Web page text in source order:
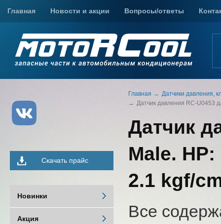
Главная Новости и акции Вопросы/ответы
Главная
Датчики давления,
Датчик давления RC-U0453
Датчик
Male.
2.1 kgf/
Все
Скачать прайс
Новинки
Акция